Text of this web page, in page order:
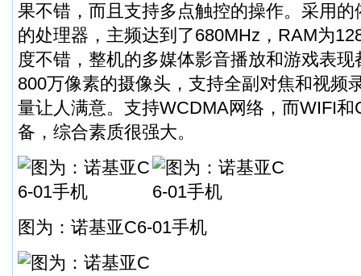
果不错，而且支持多点触控的操作。采用的
的处理器，主频达到了680MHz，RAM为
度不错，整机的多媒体影音播放和游戏表
800万像素的摄像头，支持全副对焦和视频
量让人满意。支持WCDMA网络，而WIFI
备，综合素质很强大。
图为：诺基亚C6-01手机